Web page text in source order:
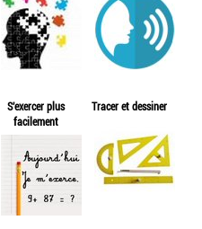
S'exercer plus
facilement
Tracer et dessiner